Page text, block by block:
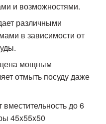
и возможностями.
различными
в зависимости от
мощным
отмыть посуду даже
до 6
45x55x50